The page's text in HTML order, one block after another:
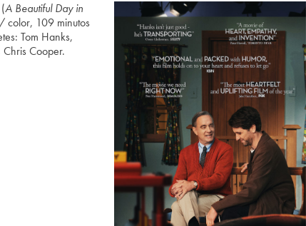
(A Beautiful Day in
109 minutos
Tom Hanks,
Chris Cooper.